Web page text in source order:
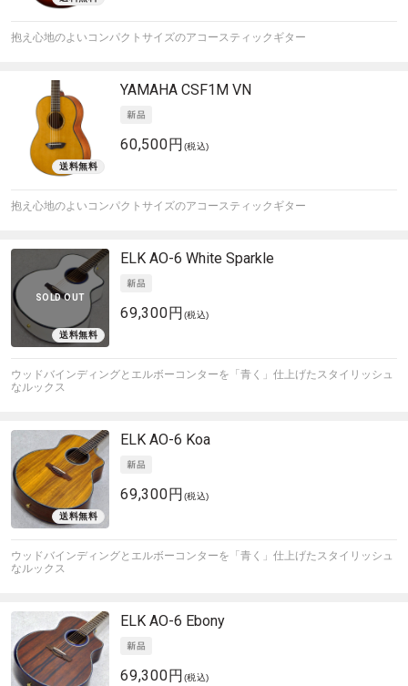
抱え心地のよいコンパクトサイズのアコースティックギター
YAMAHA CSF1M VN
60,500円 (税込)
抱え心地のよいコンパクトサイズのアコースティックギター
SOLD OUT
ELK AO-6 White Sparkle
69,300円 (税込)
ウッドバインディングとエルボーコンターを「青く」仕上げたスタイリッシュ
なルックス
ELK AO-6 Koa
69,300円 (税込)
ウッドバインディングとエルボーコンターを「青く」仕上げたスタイリッシュ
なルックス
ELK AO-6 Ebony
69,300円 (税込)